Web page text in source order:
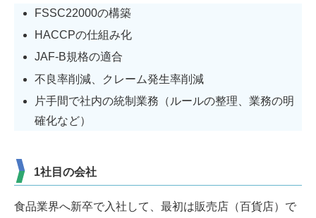
FSSC22000の構築
HACCPの仕組み化
JAF-B規格の適合
不良率削減、クレーム発生率削減
片手間で社内の統制業務（ルールの整理、業務の明
確化など）
1社目の会社
食品業界へ新卒で入社して、最初は販売店（百貨店）で